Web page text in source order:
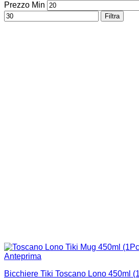
Prezzo Min
Filtra
Anteprima
Bicchiere Tiki Toscano Lono 450ml